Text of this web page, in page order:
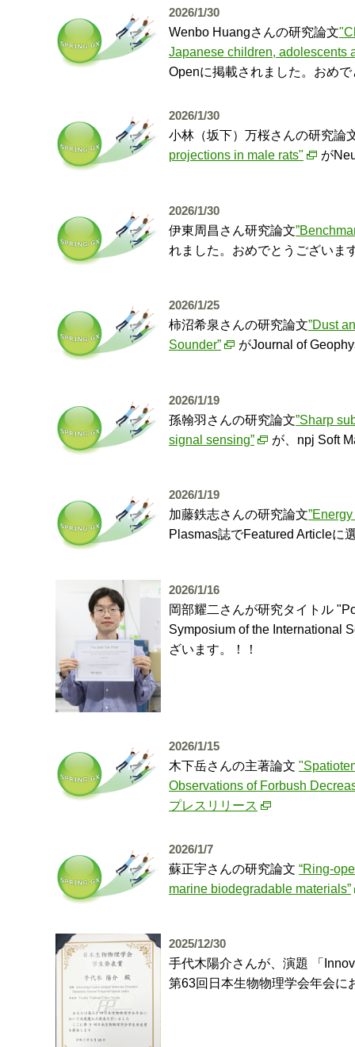
2026/1/30
Wenbo Huangさんの研究論文
Japanese children, adolescents
Openに掲載されました。おめ
2026/1/30
小林（坂下）万桜さんの研究論
projections in male rats"
が
2026/1/30
伊東周昌さん研究論文
れました。おめでとうございま
2026/1/25
柿沼希泉さんの研究論文”Dust
Sounder”
がJournal of
2026/1/19
孫翰羽さんの研究論文”Sharp
signal sensing”
が、npj Soft
2026/1/19
加藤鉄志さんの研究論文
Plasmas誌でFeatured Articleに
2026/1/16
岡部耀二さんが研究タイトル
Symposium of the International
ざいます。！！
2026/1/15
木下岳さんの主著論文
Observations of Forbush
プレスリリース
2026/1/7
蘇正宇さんの研究論文 “Ring-
marine biodegradable materials”
2025/12/30
手代木陽介さんが、演題 「
第63回日本生物物理学会年会に